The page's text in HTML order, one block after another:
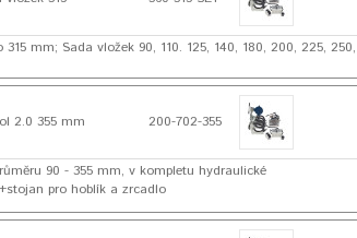
mm; Sada vložek 90, 110. 125, 140, 180, 200, 225, 250,
2.0 355 mm 200-702-355
90 - 355 mm, v kompletu hydraulické
pro hoblík a zrcadlo